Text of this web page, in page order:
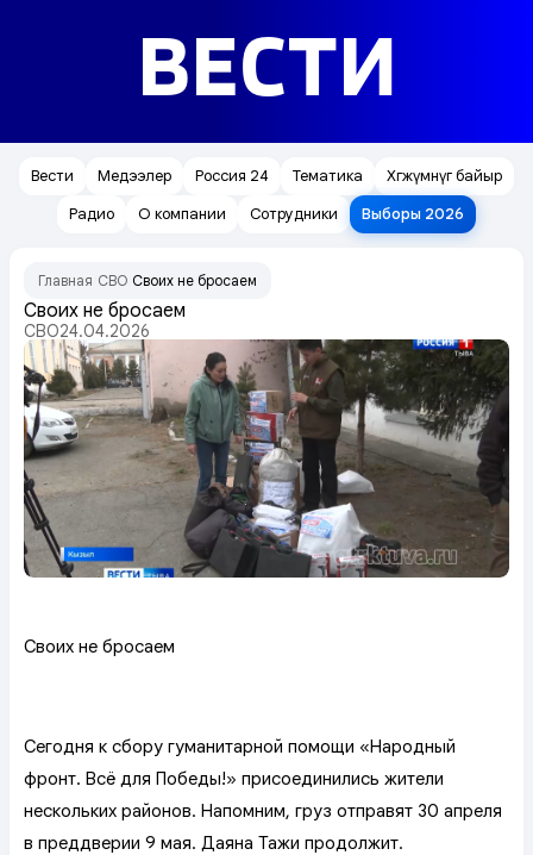
ВЕСТИ
Вести Медээлер Россия 24 Тематика
Хөгжүмнүг байыр
Радио
О компании Сотрудники Выборы 2026
Главная СВО Своих не бросаем
Своих не бросаем
СВО24.04.2026
Своих не бросаем
Сегодня к сбору гуманитарной помощи «Народный
фронт. Всё для Победы!» присоединились жители
нескольких районов. Напомним, груз отправят 30 апреля
в преддверии 9 мая. Даяна Тажи продолжит.